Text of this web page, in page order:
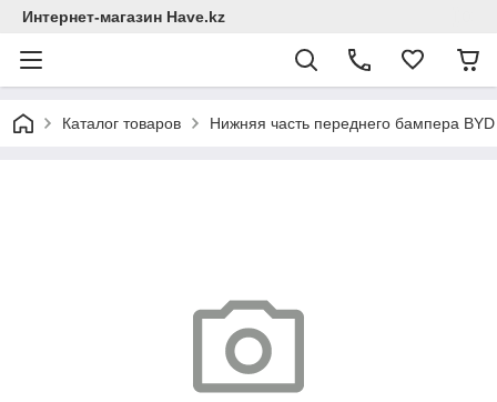
Интернет-магазин Have.kz
Каталог товаров Нижняя часть переднего бампера